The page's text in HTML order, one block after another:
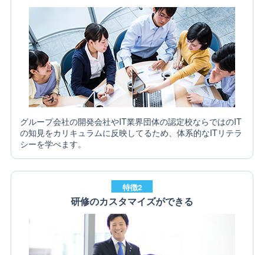
グループ会社の開発会社やIT業界団体の認定校ならではのIT
の知見をカリキュラムに反映してるため、体系的なITリテラ
シーを学べます。
特徴2
研修のカスタマイズができる